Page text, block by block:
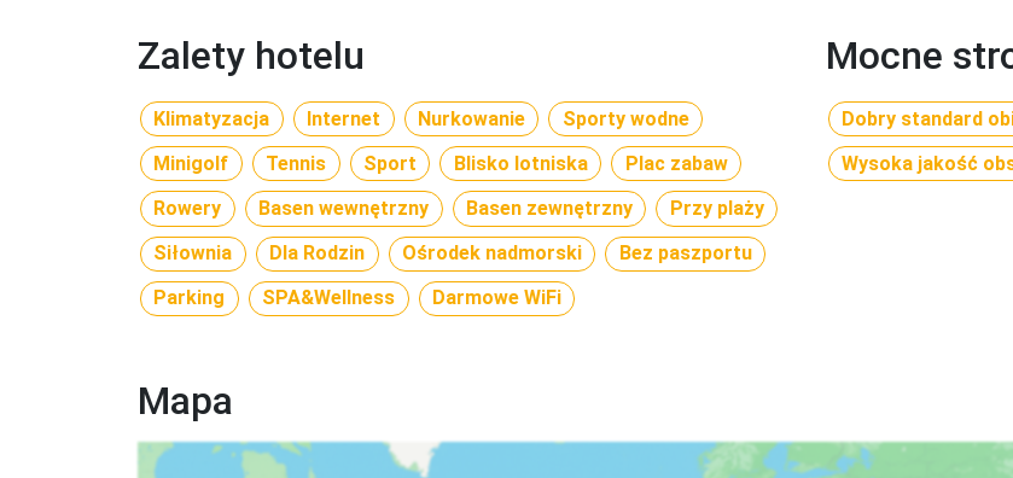
Zalety hotelu
Klimatyzacja Internet Nurkowanie
Sporty wodne
Minigolf
Tennis Sport Blisko lotniska
Plac zabaw
Rowery
Basen wewnętrzny Basen zewnętrzny
Przy plaży
Siłownia
Dla Rodzin Ośrodek nadmorski
Bez paszportu
Parking
SPA&Wellness Darmowe WiFi
Mocne
Dobry standard
Wysoka jakość
Mapa